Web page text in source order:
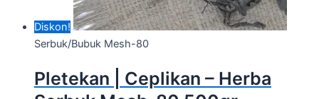
Diskon!
Serbuk/Bubuk Mesh-80
Pletekan | Ceplikan – Herba